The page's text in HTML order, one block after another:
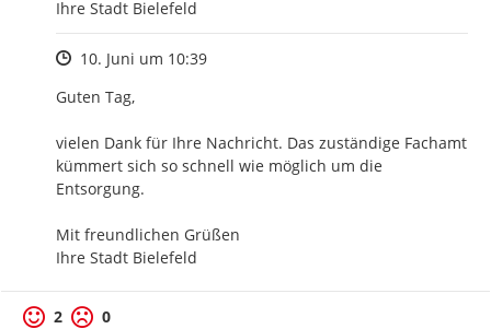
Ihre Stadt Bielefeld
Zeitpunkt des Erstellens
10. Juni um 10:39
Guten Tag,
vielen Dank für Ihre Nachricht. Das zuständige Fachamt
kümmert sich so schnell wie möglich um die
Entsorgung.
Mit freundlichen Grüßen
Ihre Stadt Bielefeld
2 0